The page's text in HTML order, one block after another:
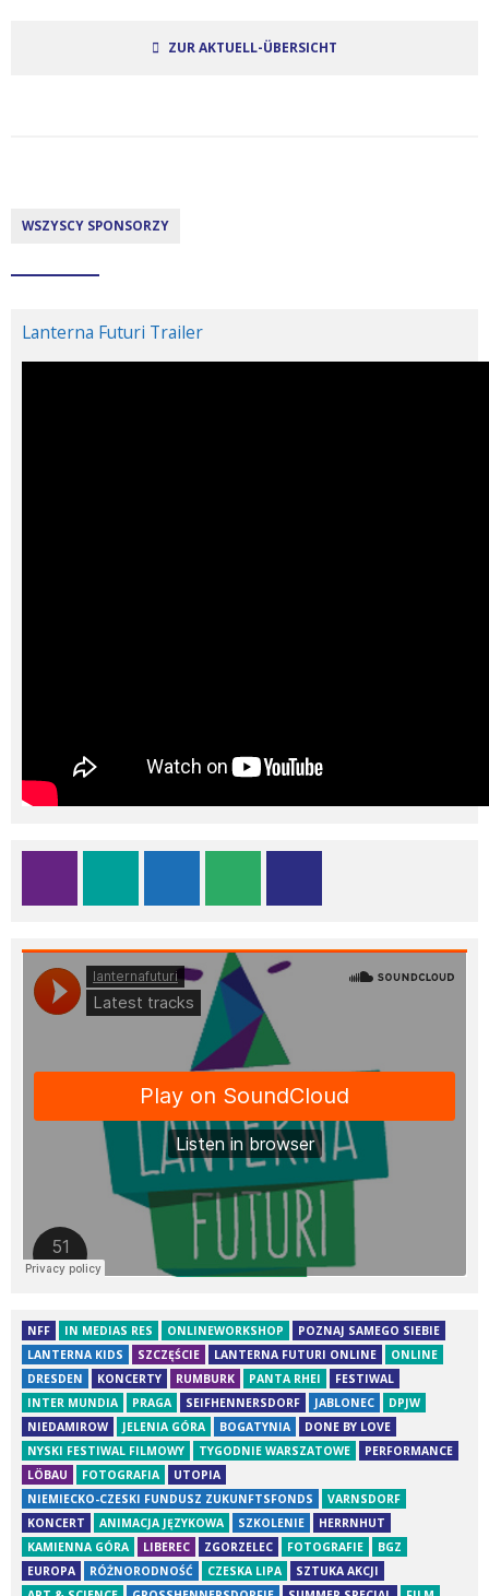
ZUR AKTUELL-ÜBERSICHT
WSZYSCY SPONSORZY
Lanterna Futuri Trailer
NFF IN MEDIAS RES ONLINEWORKSHOP
POZNAJ SAMEGO SIEBIE
LANTERNA KIDS
SZCZĘŚCIE LANTERNA FUTURI ONLINE
ONLINE
DRESDEN
KONCERTY RUMBURK PANTA RHEI
FESTIWAL
INTER MUNDIA
PRAGA SEIFHENNERSDORF JABLONEC
DPJW
NIEDAMIROW
JELENIA GÓRA BOGATYNIA
DONE BY LOVE
NYSKI FESTIWAL FILMOWY
TYGODNIE WARSZATOWE
PERFORMANCE
LÖBAU
FOTOGRAFIA
UTOPIA
NIEMIECKO-CZESKI FUNDUSZ ZUKUNFTSFONDS
VARNSDORF
KONCERT
ANIMACJA JĘZYKOWA SZKOLENIE
HERRNHUT
KAMIENNA GÓRA
LIBEREC ZGORZELEC FOTOGRAFIE
BGZ
EUROPA
RÓŻNORODNOŚĆ CZESKA LIPA
SZTUKA AKCJI